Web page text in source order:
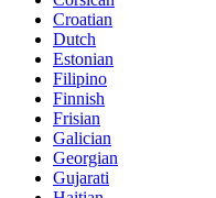
Croatian
Dutch
Estonian
Filipino
Finnish
Frisian
Galician
Georgian
Gujarati